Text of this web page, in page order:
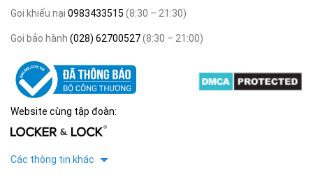
Gọi khiếu nại 0983433515 (8:30 – 21:30)
Gọi bảo hành (028) 62700527(8:30 – 21:00)
Website cùng tập đoàn:
Các thông tin khác